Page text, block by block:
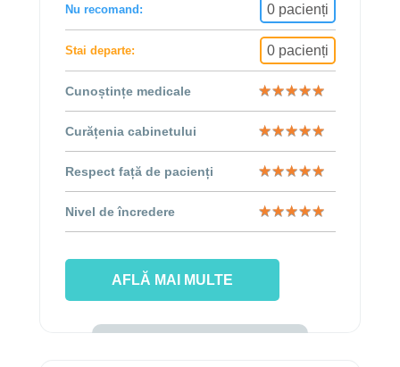
Nu recomand: 0 pacienți
Stai departe: 0 pacienți
Cunoștințe medicale ★★★★★
★★★★★
Curățenia cabinetului ★★★★★
★★★★★
Respect față de pacienți ★★★★★
★★★★★
Nivel de încredere ★★★★★
★★★★★
AFLĂ MAI MULTE